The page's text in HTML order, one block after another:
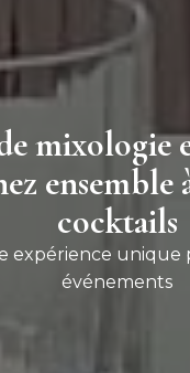
mixologie
ensemble
cocktails
expérience unique
événements